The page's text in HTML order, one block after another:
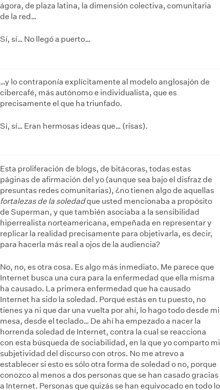
ágora, de plaza latina, la dimensión colectiva, comunitaria
de la red…
Sí, sí… No llegó a puerto…
…y lo contraponía explícitamente al modelo anglosajón de
cibercafé, más autónomo e individualista, que es
precisamente el que ha triunfado.
Sí, sí… Eran hermosas ideas que… (risas).
Esta proliferación de blogs, de bitácoras, todas estas
páginas de afirmación del yo (aunque sea bajo el disfraz de
presuntas redes comunitarias), ¿no tienen algo de aquellas
fortalezas de la soledadque usted mencionaba a propósito
de Superman, y que también asociaba a la sensibilidad
hiperrealista norteamericana, empeñada en representar y
replicar la realidad precisamente para objetivarla, es decir,
para hacerla más real a ojos de la audiencia?
No, no, es otra cosa. Es algo más inmediato. Me parece que
Internet busca una cura para la enfermedad que ella misma
ha causado. La primera enfermedad que ha causado
Internet ha sido la soledad. Porqué estás en tu puesto, no
tienes ya ni que dar una vuelta por ahí, lo hago todo desde mi
mesa, desde el teclado… De ahí ha empezado a nacer la
horrenda soledad de Internet, contra la cual se reacciona
con esta búsqueda de sociabilidad, en la que yo comparto mi
subjetividad del discurso con otros. No me atrevo a
establecer si esto es sólo otra forma de soledad o no, porque
conozco al menos a dos personas que se han casado gracias
a Internet. Personas que quizás se han equivocado en todo lo